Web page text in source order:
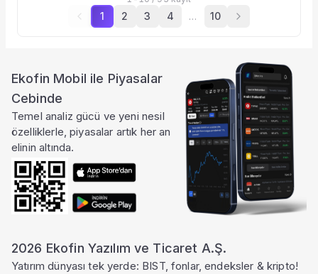
1 2 3 4 … 10
Ekofin Mobil ile Piyasalar
Cebinde
Temel analiz gücü ve yeni nesil
özelliklerle, piyasalar artık her an
elinin altında.
2026 Ekofin Yazılım ve Ticaret A.Ş.
Yatırım dünyası tek yerde: BIST, fonlar, endeksler & kripto!